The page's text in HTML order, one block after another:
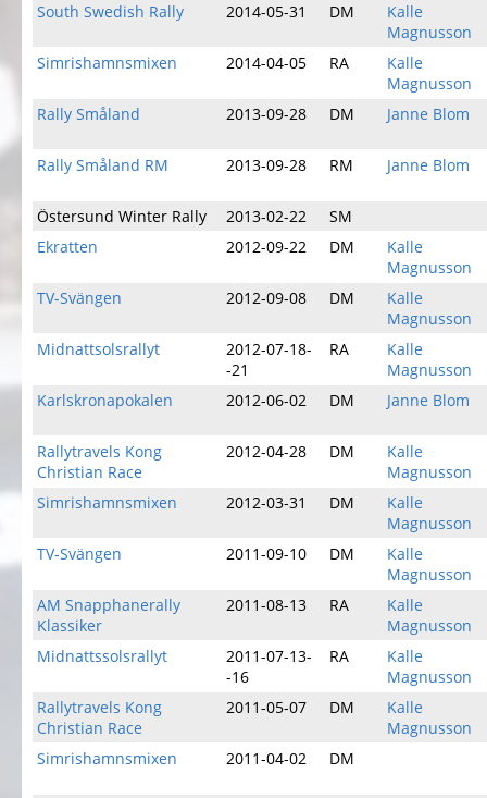
South Swedish Rally
2014-05-31 DM
Kalle
Magnusson
Simrishamnsmixen
2014-04-05 RA
Kalle
Magnusson
Rally Småland
2013-09-28 DM Janne Blom
Rally Småland RM 2013-09-28 RM Janne Blom
Östersund Winter Rally 2013-02-22
SM
Ekratten
2012-09-22 DM
Kalle
Magnusson
TV-Svängen
2012-09-08 DM
Kalle
Magnusson
Midnattsolsrallyt
2012-07-18-
-21
RA
Kalle
Magnusson
Karlskronapokalen
2012-06-02 DM Janne Blom
Rallytravels Kong
Christian Race
2012-04-28 DM
Kalle
Magnusson
Simrishamnsmixen
2012-03-31 DM
Kalle
Magnusson
TV-Svängen
2011-09-10 DM
Kalle
Magnusson
AM Snapphanerally
Klassiker
2011-08-13 RA
Kalle
Magnusson
Midnattssolsrallyt
2011-07-13-
-16
RA
Kalle
Magnusson
Rallytravels Kong
Christian Race
2011-05-07 DM
Kalle
Magnusson
Simrishamnsmixen
2011-04-02 DM